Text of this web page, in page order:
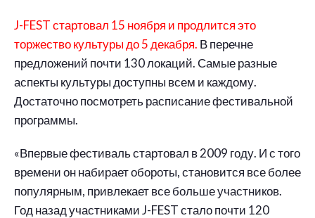
J-FEST стартовал 15 ноября и продлится это
торжество культуры до 5 декабря. В перечне
предложений почти 130 локаций. Самые разные
аспекты культуры доступны всем и каждому.
Достаточно посмотреть расписание фестивальной
программы.
«Впервые фестиваль стартовал в 2009 году. И с того
времени он набирает обороты, становится все более
популярным, привлекает все больше участников.
Год назад участниками J-FEST стало почти 120